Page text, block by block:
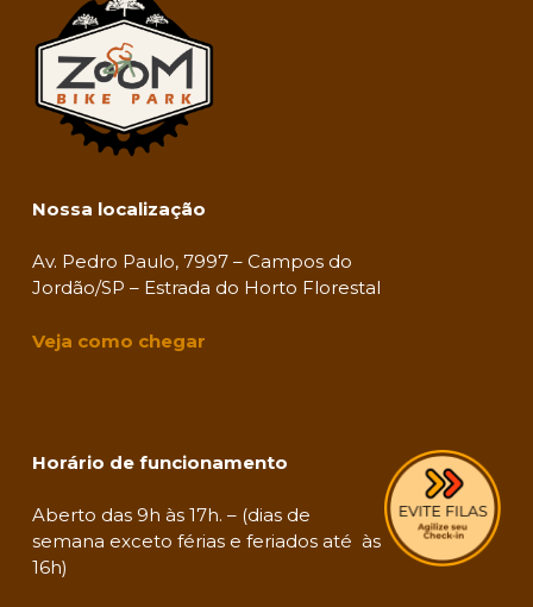
Nossa localização
Av. Pedro Paulo, 7997 – Campos do
Jordão/SP – Estrada do Horto Florestal
Veja como chegar
Horário de funcionamento
Aberto das 9h às 17h. – (dias de
semana exceto férias e feriados até às
16h)